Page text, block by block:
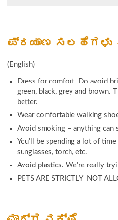
ದರಪಟ್ಟಿಯು ಒಬ್ಬರು
ರಿಂದ 12 ವರ್ಷದೊಳಗಿನ
ಪೂರ್ವ ಸೂಚನೆ ಇಲ್ಲದೆ
Account Holder: Jungle
Bangalore HDFC Bank
ದರ ಮುಂಗಡ ದೃಢೀಕರಣ
ಪಡಿಸಿದ ಬುಕಿಂಗ್
ಬೆಂಗಳೂರಿನಲ್ಲಿರುವ ನಮ್ಮ
ಮೂಲಕ ಅಥವಾ ಲಿಖಿತವಾಗಿ
ಚೆಕ್ಇನ್ ದಿನಾಂಕ / ಸಮಯದ
ಸಮಯವಿದ್ದು
ಚೆಕ್ಇನ್ ದಿನಾಂಕ / ಸಮಯದ
ವಾರಗಳ ಸಮಯವಿದ್ದು
ಚೆಕ್ಇನ್ ದಿನಾಂಕ / ಸಮಯ
ಮರುಪಾವತಿ ಇಲ್ಲ
ಪ್ರಯಾಣ ಸಲಹೆಗಳು
(English)
Dress for comfort. Do avoid
green, black, grey and brown.
better.
Wear comfortable walking
Avoid smoking – anything can
You’ll be spending a lot of
sunglasses, torch, etc.
Avoid plastics. We’re really
PETS ARE STRICTLY NOT